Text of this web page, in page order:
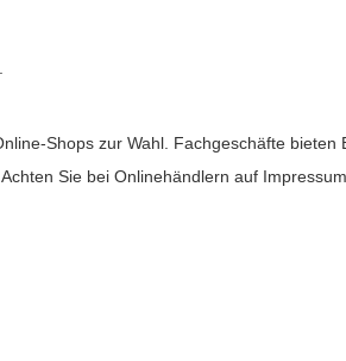
Shops zur Wahl. Fachgeschäfte
Sie bei Onlinehändlern auf